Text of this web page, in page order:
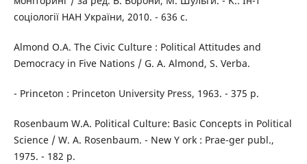
соціології НАН України, 2010. - 636 с.
Almond O.A. The Civic Culture : Political Attitudes and
Democracy in Five Nations / G. A. Almond, S. Verba.
- Princeton : Princeton University Press, 1963. - 375 p.
Rosenbaum W.A. Political Culture: Basic Concepts in Political
Science / W. A. Rosenbaum. - New Y ork : Prae-ger publ.,
1975. - 182 p.